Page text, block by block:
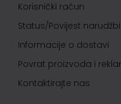
Korisnički račun
Status/Povijest narudžbi
Informacije o dostavi
Povrat proizvoda i
Kontaktirajte nas